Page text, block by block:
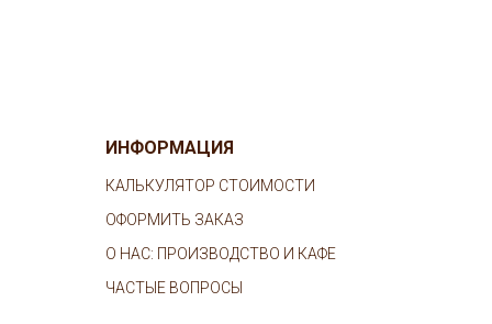
ИНФОРМАЦИЯ
КАЛЬКУЛЯТОР СТОИМОСТИ
ОФОРМИТЬ ЗАКАЗ
О НАС: ПРОИЗВОДСТВО И КАФЕ
ЧАСТЫЕ ВОПРОСЫ